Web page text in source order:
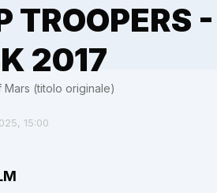
TROOPERS
2017
(titolo originale)
15:00